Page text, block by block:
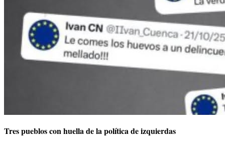
Tres pueblos con huella de la política de izquierdas